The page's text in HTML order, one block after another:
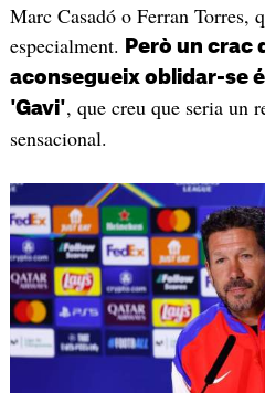
Marc Casadó o Ferran Torres,
especialment.
Però un crac
aconsegueix oblidar-se
'Gavi', que creu que seria un
sensacional.